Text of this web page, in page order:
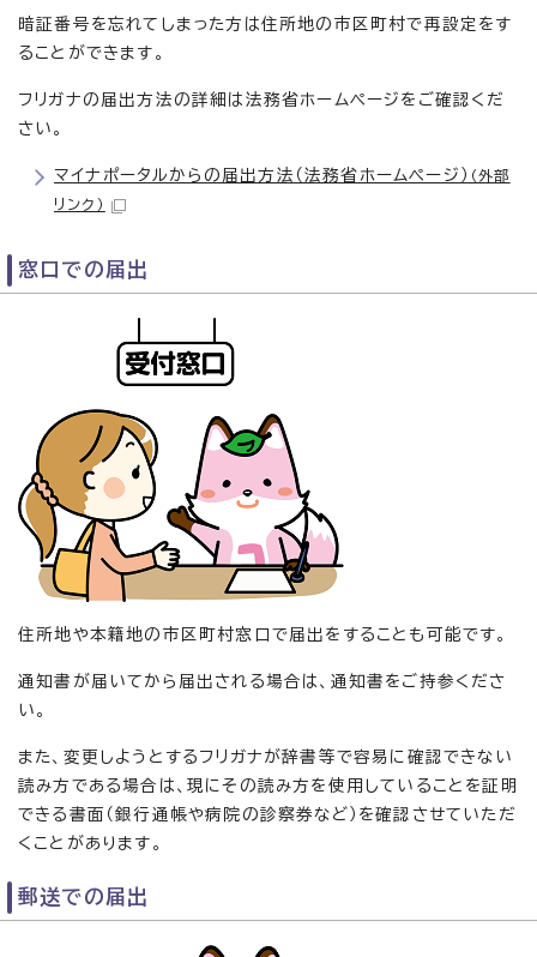
暗証番号を忘れてしまった方は住所地の市区町村で再設定をす
ることができます。
フリガナの届出方法の詳細は法務省ホームページをご確認くだ
さい。
マイナポータルからの届出方法（法務省ホームページ） （外部
リンク）
窓口での届出
住所地や本籍地の市区町村窓口で届出をすることも可能です。
通知書が届いてから届出される場合は、通知書をご持参くださ
い。
また、変更しようとするフリガナが辞書等で容易に確認できない
読み方である場合は、現にその読み方を使用していることを証明
できる書面（銀行通帳や病院の診察券など）を確認させていただ
くことがあります。
郵送での届出